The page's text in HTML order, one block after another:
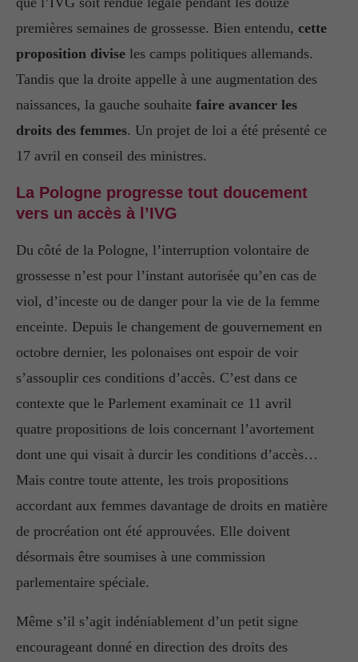
premières semaines de grossesse. Bien entendu, cette
proposition divise les camps politiques allemands.
Tandis que la droite appelle à une augmentation des
naissances, la gauche souhaite faire avancer les
droits des femmes. Un projet de loi a été présenté ce
17 avril en conseil des ministres.
La Pologne progresse tout doucement
vers un accès à l’IVG
Du côté de la Pologne, l’interruption volontaire de
grossesse n’est pour l’instant autorisée qu’en cas de
viol, d’inceste ou de danger pour la vie de la femme
enceinte. Depuis le changement de gouvernement en
octobre dernier, les polonaises ont espoir de voir
s’assouplir ces conditions d’accès. C’est dans ce
contexte que le Parlement examinait ce 11 avril
quatre propositions de lois concernant l’avortement
dont une qui visait à durcir les conditions d’accès…
Mais contre toute attente, les trois propositions
accordant aux femmes davantage de droits en matière
de procréation ont été approuvées. Elle doivent
désormais être soumises à une commission
parlementaire spéciale.
Même s’il s’agit indéniablement d’un petit signe
encourageant donné en direction des droits des